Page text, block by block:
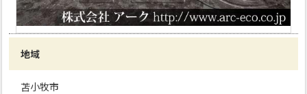
地域
苫小牧市